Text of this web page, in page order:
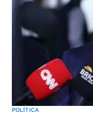
POLÍTICA